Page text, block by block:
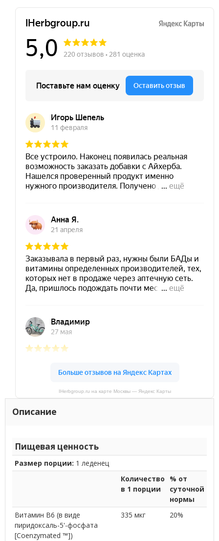
IHerbgroup.ru на карте Москвы — Яндекс Карты
Описание
Пищевая ценность
Размер порции: 1 леденец
Количество
в 1 порции
% от
суточной
нормы
Витамин B6 (в виде
пиридоксаль-5'-фосфата
[Coenzymated ™])
335 мкг 20%